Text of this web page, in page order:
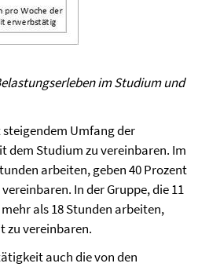
im Studium und
Umfang der
dem Studium zu vereinbaren. Im
arbeiten, geben 40 Prozent
In der Gruppe, die 11
als 18 Stunden arbeiten,
zu vereinbaren.
auch die von den